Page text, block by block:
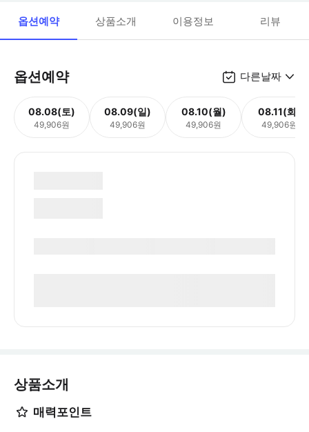
옵션예약 상품소개 이용정보 리뷰
옵션예약 다른날짜
08.08(토)
49,906원
08.09(일)
49,906원
08.10(월)
49,906원
08.11(화)
49,906원
상품소개
매력포인트